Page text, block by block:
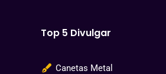
Top 5 Divulgar
Canetas Metal